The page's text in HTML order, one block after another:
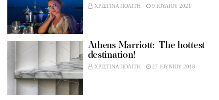
ΧΡΙΣΤΙΝΑ ΠΟΛΙΤΗ 9 ΙΟΥΛΙΟΥ 2021
Athens Marriott: The hottest
destination!
ΧΡΙΣΤΙΝΑ ΠΟΛΙΤΗ 27 ΙΟΥΝΙΟΥ 2018